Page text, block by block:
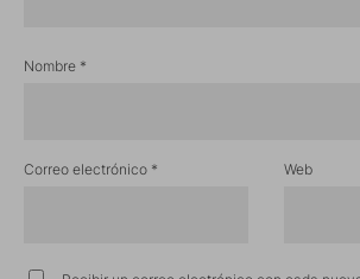
Nombre *
Correo electrónico * Web